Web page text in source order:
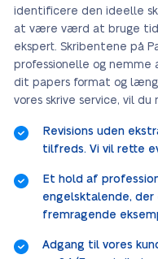
identificere den ideelle
at være værd at bruge tid
ekspert. Skribentene på
professionelle og nemme
dit papers format og
vores skrive service, vil
Revisions uden
tilfreds. Vi vil rette
Et hold af
engelsktalende,
fremragende
Adgang til vores